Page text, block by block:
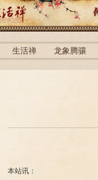
生活禅 龙象腾骧
本站讯：